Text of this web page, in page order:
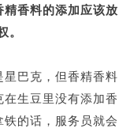
精香料的添加应该放
巴克，但香精香料
生豆里没有添加香
的话，服务员就会